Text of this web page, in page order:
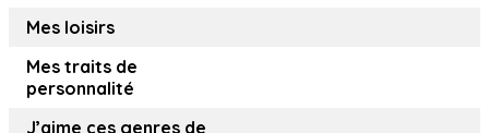
Mes loisirs
Mes traits de
personnalité
J’aime ces genres de